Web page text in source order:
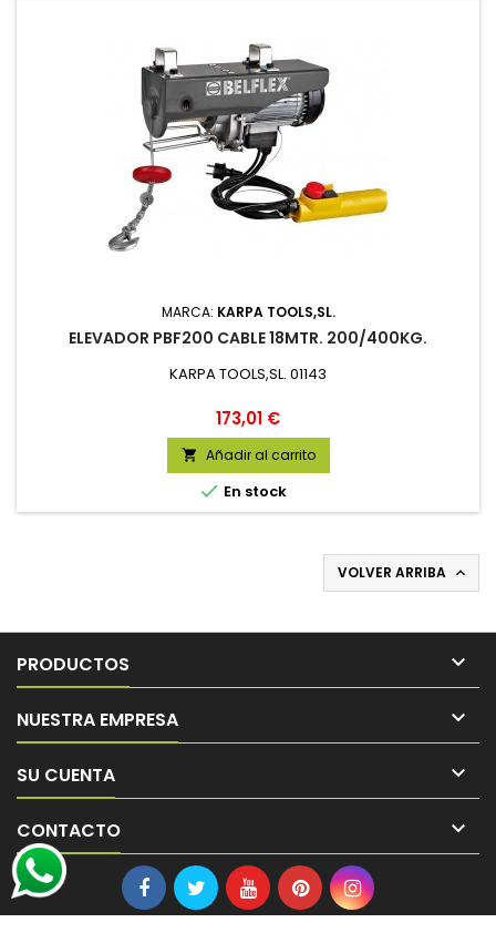
MARCA: KARPA TOOLS,SL.
ELEVADOR PBF200 CABLE 18MTR. 200/400KG.
KARPA TOOLS,SL. 01143
Precio
173,01 €
 Añadir al carrito
 En stock
VOLVER ARRIBA 
PRODUCTOS 
NUESTRA EMPRESA 
SU CUENTA 
CONTACTO 